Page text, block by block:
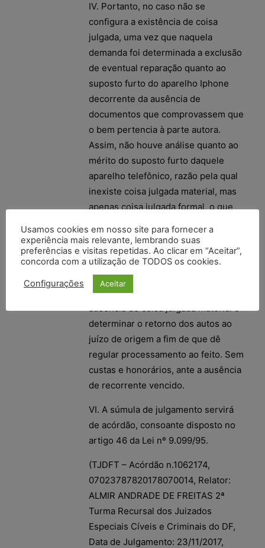
IV. Portanto, no caso não se
configura a existência de coisa
julgada, uma vez que naquela
demanda foi determinada a exclusão
de eventual reparação quanto ao
suposto furto do aparelho Iphone
decorrente da ausência de
documentos que comprovassem que
o bem pertencia à parte autora.
Assim, não houve análise quanto ao
mérito do suposto furto daquele
aparelho telefônico, razão pela qual
inexiste coisa julgada material, mas
apenas coisa julgada formal, o que
ação e discussão da matéria em
processo diverso.
V. Recurso conhecido e provido para
anular a sentença em decorrência de
determinar o retorno dos autos ao
juízo de origem a fim de que dê
regular processamento ao feito. Sem
custas e honorários, ante a ausência
de recorrente vencido.
VI. A súmula de julgamento servirá
de acórdão, consoante disposto no
artigo 46 da Lei nº 9.099/95.
(TJDFT – Acórdão n.1062174,
07023787820178070014, Relator:
ALMIR ANDRADE DE FREITAS 2ª
Turma Recursal dos Juizados
Especiais Cíveis e Criminais do DF,
Data de Julgamento: 23/11/2017,
Usamos cookies em nosso site para fornecer a
experiência mais relevante, lembrando suas
preferências e visitas repetidas. Ao clicar em “Aceitar”,
concorda com a utilização de TODOS os cookies.
Configurações Aceitar